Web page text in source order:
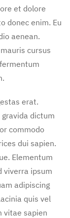
et dolore
donec enim. Eu
aenean.
cursus
erat.
dictum
commodo
dui sapien.
Elementum
viverra ipsum
adipiscing
quis vel
vitae sapien